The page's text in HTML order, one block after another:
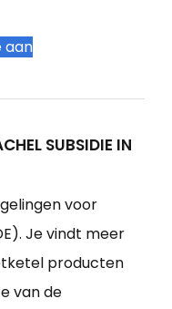
aan
SUBSIDIE IN
voor
Je vindt meer
producten
van de